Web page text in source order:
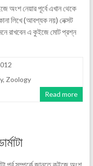
অংশ নেয়ার পূর্বে এখান থেকে
লিখে (আবশ্যক নয়) নেক্সট
রাখবেন এ কুইজে মোট প্রশ্ন
, Zoology
Read more